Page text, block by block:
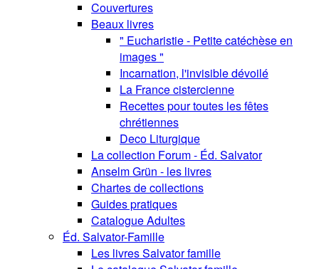
Couvertures
Beaux livres
" Eucharistie - Petite catéchèse en
images "
Incarnation, l'invisible dévoilé
La France cistercienne
Recettes pour toutes les fêtes
chrétiennes
Deco Liturgique
La collection Forum - Éd. Salvator
Anselm Grün - les livres
Chartes de collections
Guides pratiques
Catalogue Adultes
Éd. Salvator-Famille
Les livres Salvator famille